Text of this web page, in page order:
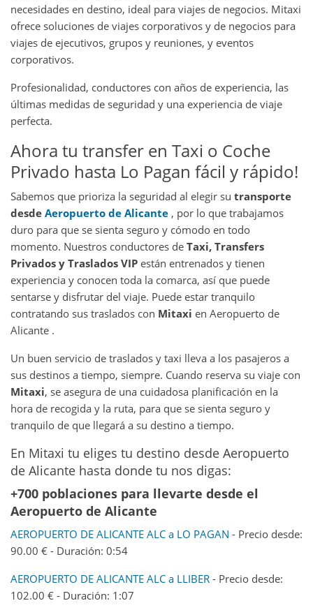
necesidades en destino, ideal para viajes de negocios. Mitaxi
ofrece soluciones de viajes corporativos y de negocios para
viajes de ejecutivos, grupos y reuniones, y eventos
corporativos.
Profesionalidad, conductores con años de experiencia, las
últimas medidas de seguridad y una experiencia de viaje
perfecta.
Ahora tu transfer en Taxi o Coche
Privado hasta Lo Pagan fácil y rápido!
Sabemos que prioriza la seguridad al elegir su transporte
desde Aeropuerto de Alicante , por lo que trabajamos
duro para que se sienta seguro y cómodo en todo
momento. Nuestros conductores de Taxi, Transfers
Privados y Traslados VIP están entrenados y tienen
experiencia y conocen toda la comarca, así que puede
sentarse y disfrutar del viaje. Puede estar tranquilo
contratando sus traslados con Mitaxi en Aeropuerto de
Alicante .
Un buen servicio de traslados y taxi lleva a los pasajeros a
sus destinos a tiempo, siempre. Cuando reserva su viaje con
Mitaxi, se asegura de una cuidadosa planificación en la
hora de recogida y la ruta, para que se sienta seguro y
tranquilo de que llegará a su destino a tiempo.
En Mitaxi tu eliges tu destino desde Aeropuerto
de Alicante hasta donde tu nos digas:
+700 poblaciones para llevarte desde el
Aeropuerto de Alicante
AEROPUERTO DE ALICANTE ALC a LO PAGAN - Precio desde:
90.00 € - Duración: 0:54
AEROPUERTO DE ALICANTE ALC a LLIBER - Precio desde:
102.00 € - Duración: 1:07